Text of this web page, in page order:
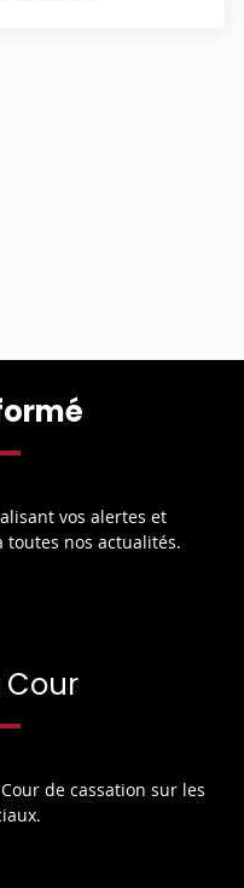
vos alertes et
toutes nos actualités.
Cour
de cassation sur les